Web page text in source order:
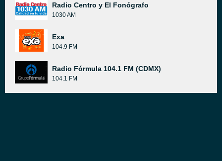
Radio Centro y El Fonógrafo
1030 AM
Exa
104.9 FM
Radio Fórmula 104.1 FM (CDMX)
104.1 FM